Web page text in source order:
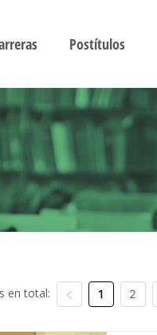
Postítulos
en total: 1 2